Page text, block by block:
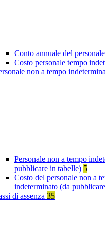
Conto annuale del personale
Costo personale tempo
non a tempo
Personale non a tempo
pubblicare in tabelle) 5
Costo del personale non a
indeterminato (da
di assenza 35